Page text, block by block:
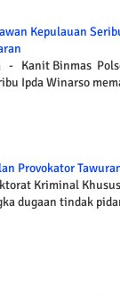
Kepulauan
- Kanit Binmas
Ipda Winarso
Provokator
Kriminal
dugaan tindak